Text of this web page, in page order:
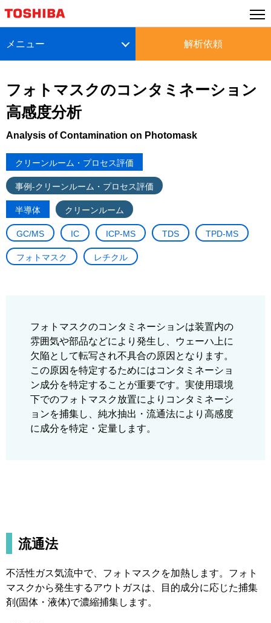
フォトマスクのコンタミネーション
高感度分析
Analysis of Contamination on Photomask
クリーンルーム・プロセス評価
事例-クリーンルーム・プロセス評価
半導体 クリーンルーム
GC/MS IC ICP-MS TDS TPD-MS
フォトマスク レチクル
フォトマスクのコンタミネーションは装置内の
雰囲気や部品などにより発生し、ウェーハ上に
欠陥として転写され不具合の原因となります。
この原因を特定するためにはコンタミネーショ
ン成分を特定することが重要です。実使用環境
下でのフォトマスク放置によりコンタミネーシ
ョンを捕集し、純水抽出・流通法により高感度
に成分を特定・定量します。
メニュー 解析依頼
流通法
不活性ガス気流中で、フォトマスクを加熱します。フォト
マスクから発生するアウトガスは、目的成分に応じた捕集
剤(固体・液体)で濃縮捕集します。